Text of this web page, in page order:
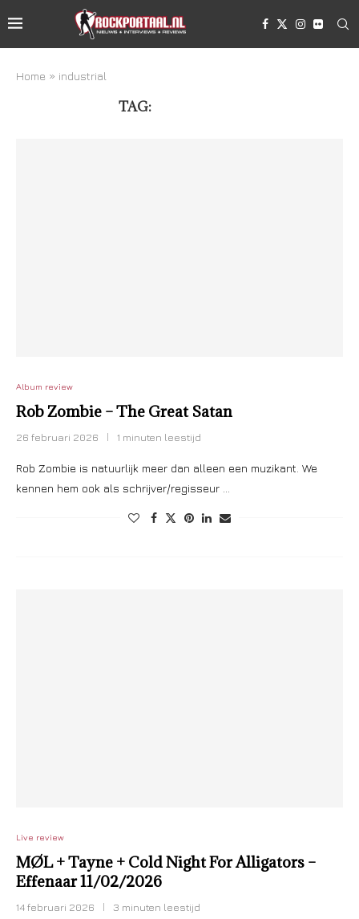
Home » industrial
TAG:
Album review
Rob Zombie – The Great Satan
26 februari 2026 1 minuten leestijd
Rob Zombie is natuurlijk meer dan alleen een muzikant. We
kennen hem ook als schrijver/regisseur …
Live review
MØL + Tayne + Cold Night For Alligators –
Effenaar 11/02/2026
14 februari 2026 3 minuten leestijd